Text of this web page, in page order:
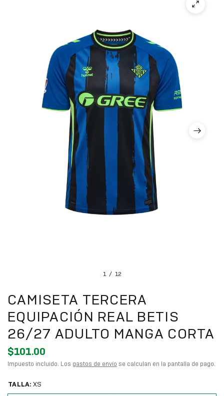
1 / 12
CAMISETA TERCERA
EQUIPACIÓN REAL BETIS
26/27 ADULTO MANGA CORTA
$101.00
Impuesto incluido. Los gastos de envío se calculan en la pantalla de pago.
TALLA: XS